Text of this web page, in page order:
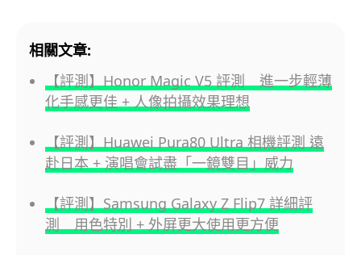
相關文章:
【評測】Honor Magic V5 評測 進一步輕薄
化手感更佳 + 人像拍攝效果理想
【評測】Huawei Pura80 Ultra 相機評測 遠
赴日本 + 演唱會試盡「一鏡雙目」威力
【評測】Samsung Galaxy Z Flip7 詳細評
測 用色特別 + 外屏更大使用更方便